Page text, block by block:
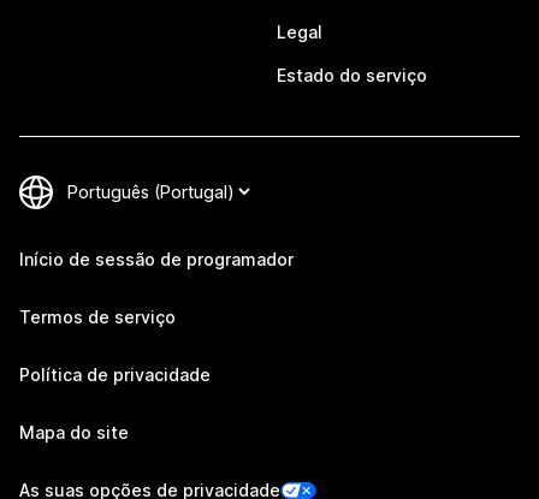
Legal
Estado do serviço
Início de sessão de programador
Termos de serviço
Política de privacidade
Mapa do site
As suas opções de privacidade